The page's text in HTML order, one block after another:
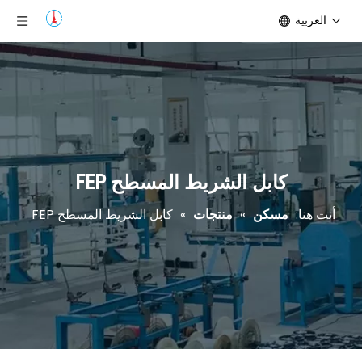
العربية
كابل الشريط المسطح FEP
أنت هنا: مسكن » منتجات » كابل الشريط المسطح FEP